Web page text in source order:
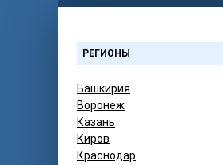
РЕГИОНЫ
Башкирия
Воронеж
Казань
Киров
Краснодар